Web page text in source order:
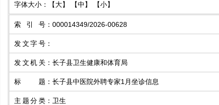
字体大小： 【大】 【中】 【小】
索引号 ： 000014349/2026-00628
发文字号 ：
发文机关 ： 长子县卫生健康和体育局
标题 ： 长子县中医院外聘专家1月坐诊信息
主题分类 ： 卫生